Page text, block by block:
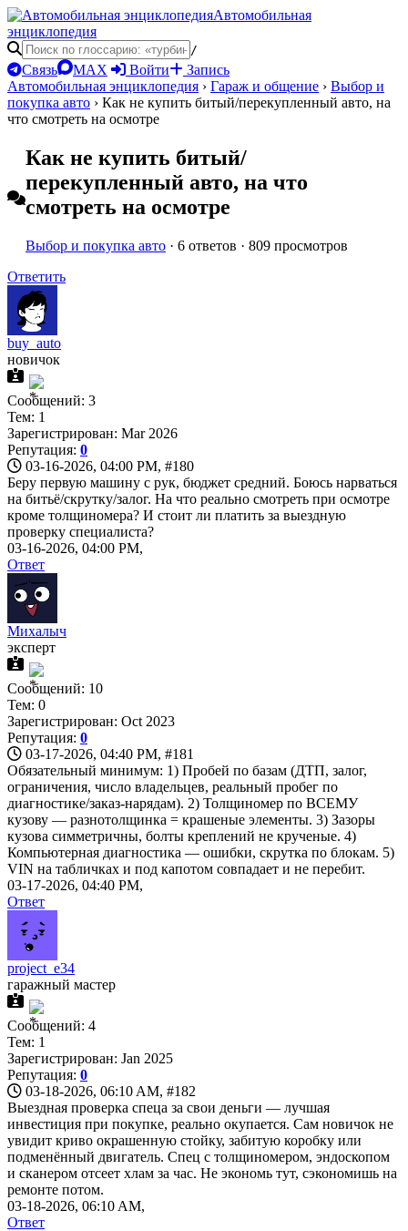
Автомобильная
энциклопедия
/
Связь MAX Войти
Запись
Автомобильная энциклопедия › Гараж и общение › Выбор и
покупка авто › Как не купить битый/перекупленный авто, на
что смотреть на осмотре
Как не купить битый/
перекупленный авто, на что
смотреть на осмотре
Выбор и покупка авто · 6 ответов · 809 просмотров
Ответить
buy_auto
новичок
Сообщений: 3
Тем: 1
Зарегистрирован: Mar 2026
Репутация: 0
03-16-2026, 04:00 PM, #180
Беру первую машину с рук, бюджет средний. Боюсь нарваться
на битьё/скрутку/залог. На что реально смотреть при осмотре
кроме толщиномера? И стоит ли платить за выездную
проверку специалиста?
03-16-2026, 04:00 PM,
Ответ
Михалыч
эксперт
Сообщений: 10
Тем: 0
Зарегистрирован: Oct 2023
Репутация: 0
03-17-2026, 04:40 PM, #181
Обязательный минимум: 1) Пробей по базам (ДТП, залог,
ограничения, число владельцев, реальный пробег по
диагностике/заказ-нарядам). 2) Толщиномер по ВСЕМУ
кузову — разнотолщинка = крашеные элементы. 3) Зазоры
кузова симметричны, болты креплений не крученые. 4)
Компьютерная диагностика — ошибки, скрутка по блокам. 5)
VIN на табличках и под капотом совпадает и не перебит.
03-17-2026, 04:40 PM,
Ответ
project_e34
гаражный мастер
Сообщений: 4
Тем: 1
Зарегистрирован: Jan 2025
Репутация: 0
03-18-2026, 06:10 AM, #182
Выездная проверка спеца за свои деньги — лучшая
инвестиция при покупке, реально окупается. Сам новичок не
увидит криво окрашенную стойку, забитую коробку или
подменённый двигатель. Спец с толщиномером, эндоскопом
и сканером отсеет хлам за час. Не экономь тут, сэкономишь на
ремонте потом.
03-18-2026, 06:10 AM,
Ответ